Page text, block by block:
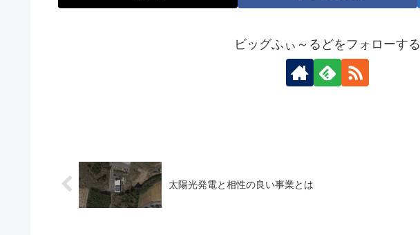
ビッグふぃ～るどをフォローする
太陽光発電と相性の良い事業とは